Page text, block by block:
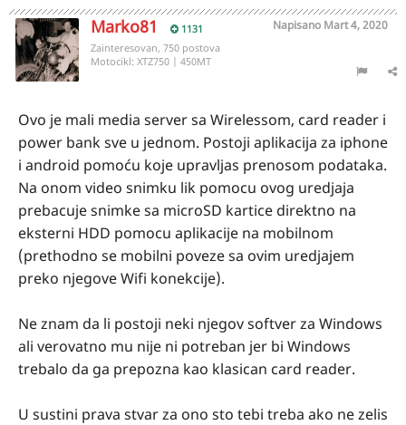
Marko81 1131 Napisano Mart 4, 2020
Zainteresovan, 750 postova
Motocikl: XTZ750 | 450MT
Ovo je mali media server sa Wirelessom, card reader i
power bank sve u jednom. Postoji aplikacija za iphone
i android pomoću koje upravljas prenosom podataka.
Na onom video snimku lik pomocu ovog uredjaja
prebacuje snimke sa microSD kartice direktno na
eksterni HDD pomocu aplikacije na mobilnom
(prethodno se mobilni poveze sa ovim uredjajem
preko njegove Wifi konekcije).
Ne znam da li postoji neki njegov softver za Windows
ali verovatno mu nije ni potreban jer bi Windows
trebalo da ga prepozna kao klasican card reader.
U sustini prava stvar za ono sto tebi treba ako ne zelis